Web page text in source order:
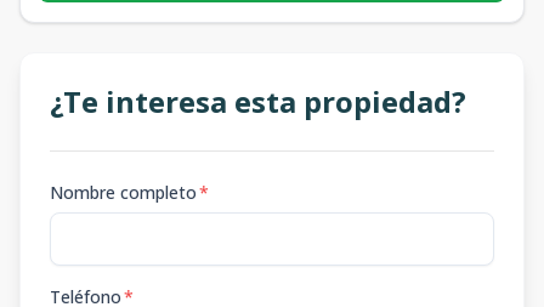
¿Te interesa esta propiedad?
Nombre completo*
Teléfono*